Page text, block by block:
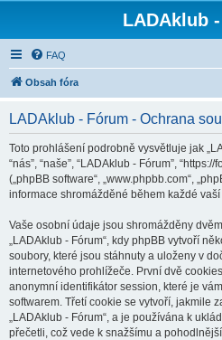
LADAklub
FAQ
Obsah fóra
LADAklub - Fórum - Ochrana
Toto prohlášení podrobně vysvětluje jak
“nás”, “naše”, “LADAklub - Fórum”,
(„phpBB software“, „www.phpbb.com“,
informace shromážděné během každé vaší
Vaše osobní údaje jsou shromážděny
„LADAklub - Fórum“, kdy phpBB vytvoří
soubory, které jsou stáhnuty a uloženy v
internetového prohlížeče. První dvě
anonymní identifikátor session, které je
softwarem. Třetí cookie se vytvoří, jakmile
„LADAklub - Fórum“, a je používána k
přečetli, což vede k snažšímu a